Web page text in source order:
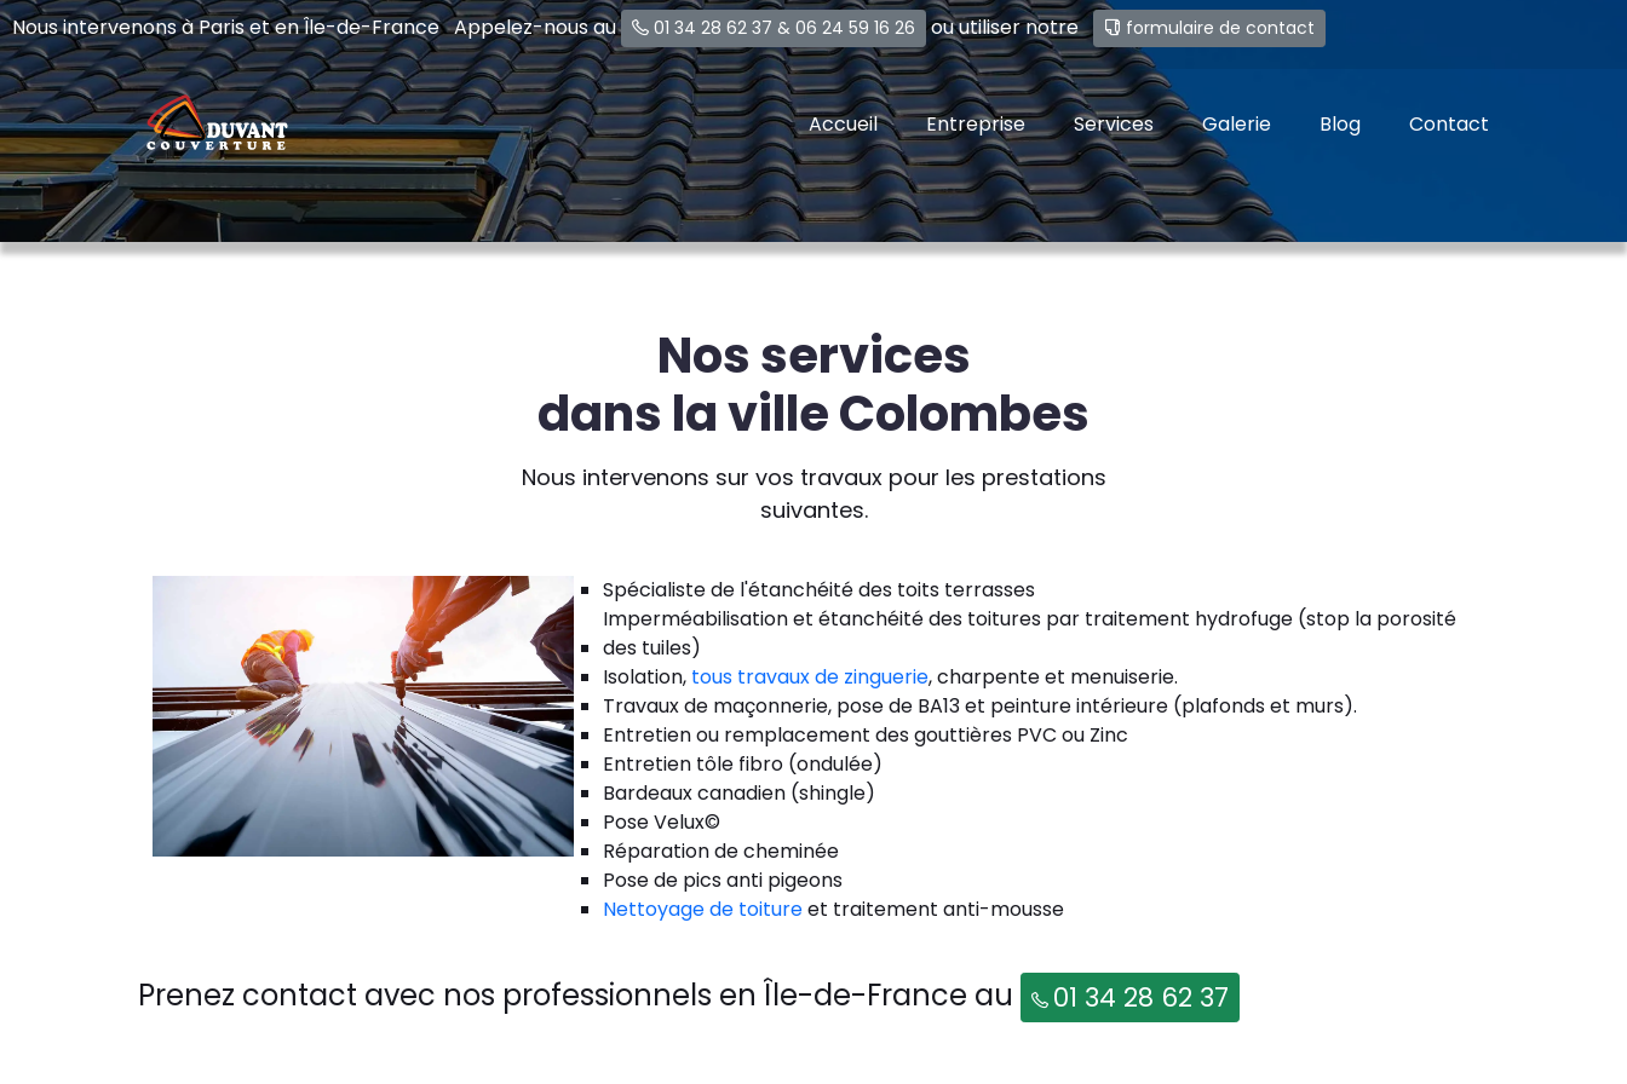
Nous intervenons à Paris et en Île-de-France Appelez-nous au 01 34 28 62 37 & 06 24 59 16 26 ou utiliser notre formulaire de contact
Accueil Entreprise Services Galerie Blog Contact
Nos services
dans la ville Colombes
Nous intervenons sur vos travaux pour les prestations
suivantes.
Spécialiste de l'étanchéité des toits terrasses
Imperméabilisation et étanchéité des toitures par traitement hydrofuge (stop la porosité
des tuiles)
Isolation, tous travaux de zinguerie, charpente et menuiserie.
Travaux de maçonnerie, pose de BA13 et peinture intérieure (plafonds et murs).
Entretien ou remplacement des gouttières PVC ou Zinc
Entretien tôle fibro (ondulée)
Bardeaux canadien (shingle)
Pose Velux©
Réparation de cheminée
Pose de pics anti pigeons
Nettoyage de toitureet traitement anti-mousse
Prenez contact avec nos professionnels en Île-de-France au 01 34 28 62 37